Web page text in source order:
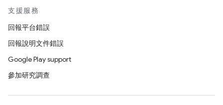
支援服務
回報平台錯誤
回報說明文件錯誤
Google Play support
參加研究調查